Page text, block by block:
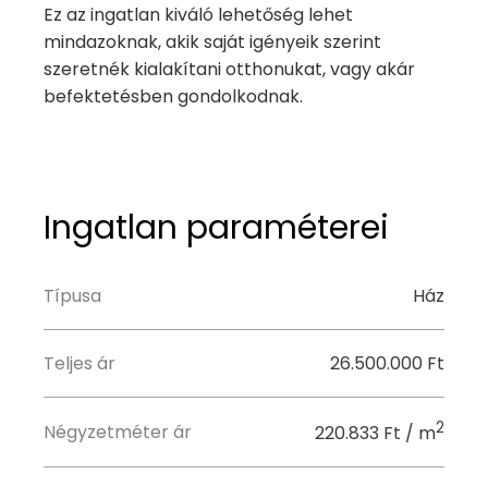
Ez az ingatlan kiváló lehetőség lehet
mindazoknak, akik saját igényeik szerint
szeretnék kialakítani otthonukat, vagy akár
befektetésben gondolkodnak.
Ingatlan paraméterei
Típusa Ház
Teljes ár 26.500.000 Ft
Négyzetméter ár 220.833 Ft / m2